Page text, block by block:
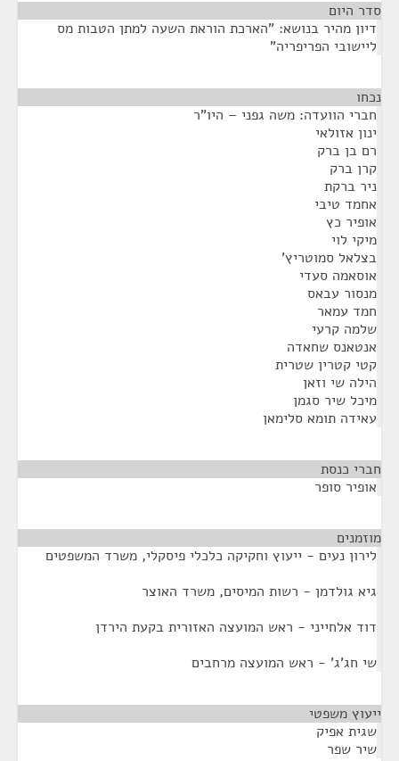
סדר היום
דיון מהיר בנושא: "הארכת הוראת השעה למתן הטבות מס
ליישובי הפריפריה"
נכחו
חברי הוועדה: משה גפני – היו"ר
ינון אזולאי
רם בן ברק
קרן ברק
ניר ברקת
אחמד טיבי
אופיר כץ
מיקי לוי
בצלאל סמוטריץ'
אוסאמה סעדי
מנסור עבאס
חמד עמאר
שלמה קרעי
אנטאנס שחאדה
קטי קטרין שטרית
הילה שי וזאן
מיכל שיר סגמן
עאידה תומא סלימאן
חברי כנסת
אופיר סופר
מוזמנים
לירון נעים - ייעוץ וחקיקה כלכלי פיסקלי, משרד המשפטים
גיא גולדמן - רשות המיסים, משרד האוצר
דוד אלחייני - ראש המועצה האזורית בקעת הירדן
שי חג'ג' - ראש המועצה מרחבים
ייעוץ משפטי
שגית אפיק
שיר שפר